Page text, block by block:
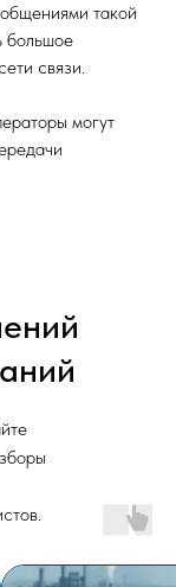
такой
большое
связи.
могут